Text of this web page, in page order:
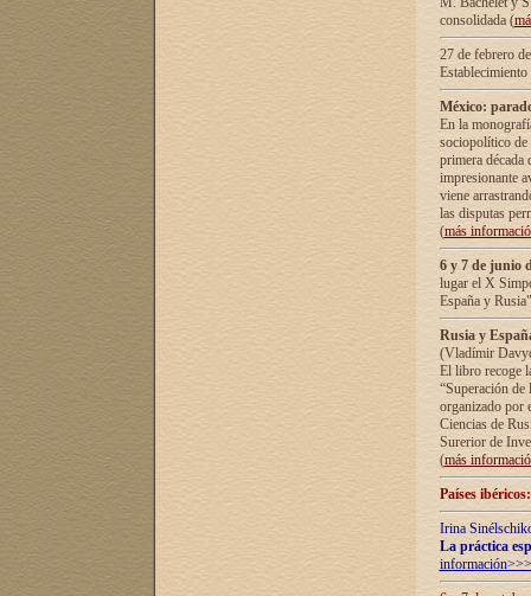
consolidada (
27 de febrero
México:
En la
sociopolítico de
primera década
impresionante
viene
las disputas
(más
6 y 7 de junio
lugar el X
España y
Rusia y
(Vladímir
El libro recoge
“Superación
organizado por
Ciencias de
Surerior de
(más
Países
Irina
La práctica
información>>>